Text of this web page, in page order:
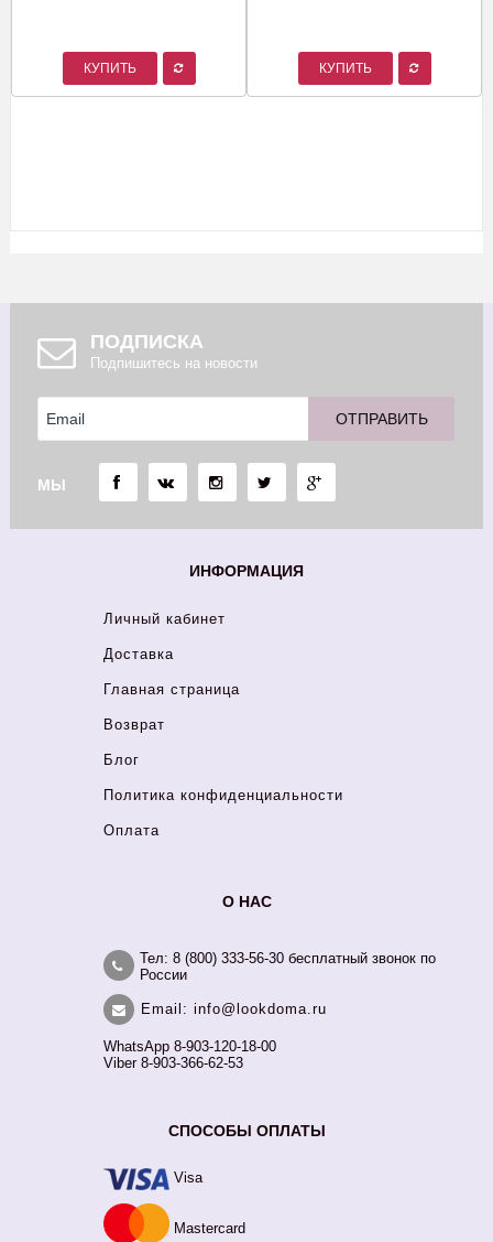
КУПИТЬ КУПИТЬ
ПОДПИСКА
Подпишитесь на новости
МЫ
ИНФОРМАЦИЯ
Личный кабинет
Доставка
Главная страница
Возврат
Блог
Политика конфиденциальности
Оплата
О НАС
Тел: 8 (800) 333-56-30 бесплатный звонок по
России
Email: info@lookdoma.ru
WhatsApp 8-903-120-18-00
Viber 8-903-366-62-53
СПОСОБЫ ОПЛАТЫ
Visa
Mastercard